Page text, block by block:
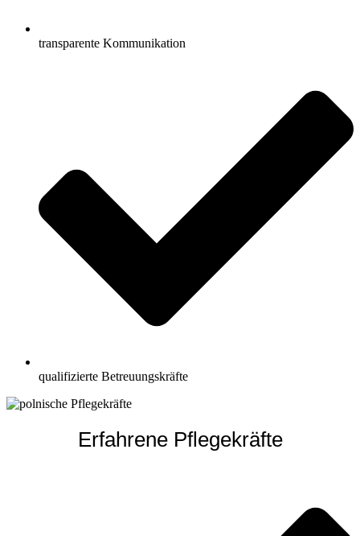
transparente Kommunikation
qualifizierte Betreuungskräfte
Erfahrene Pflegekräfte